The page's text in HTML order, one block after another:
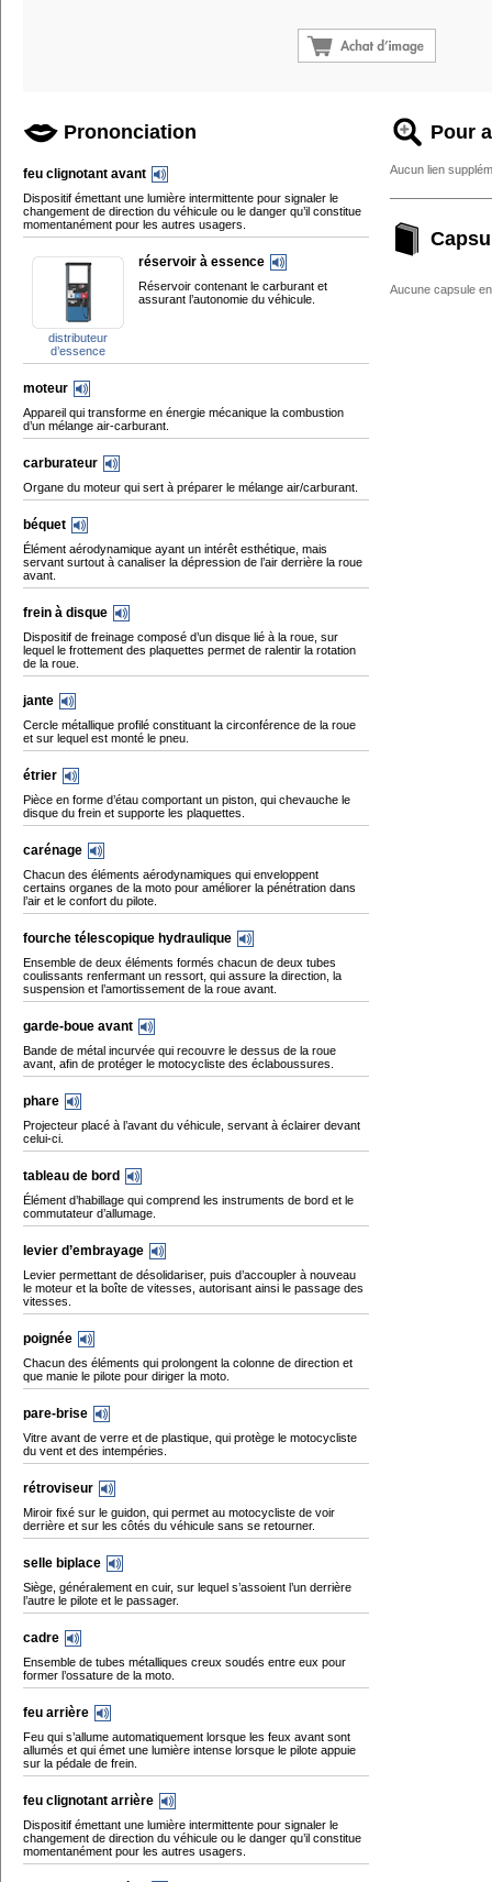
Prononciation
feu clignotant avant
Dispositif émettant une lumière intermittente pour signaler le
changement de direction du véhicule ou le danger qu’il constitue
momentanément pour les autres usagers.
distributeur
d’essence
réservoir à essence
Réservoir contenant le carburant et
assurant l’autonomie du véhicule.
moteur
Appareil qui transforme en énergie mécanique la combustion
d’un mélange air-carburant.
carburateur
Organe du moteur qui sert à préparer le mélange air/carburant.
béquet
Élément aérodynamique ayant un intérêt esthétique, mais
servant surtout à canaliser la dépression de l’air derrière la roue
avant.
frein à disque
Dispositif de freinage composé d’un disque lié à la roue, sur
lequel le frottement des plaquettes permet de ralentir la rotation
de la roue.
jante
Cercle métallique profilé constituant la circonférence de la roue
et sur lequel est monté le pneu.
étrier
Pièce en forme d’étau comportant un piston, qui chevauche le
disque du frein et supporte les plaquettes.
carénage
Chacun des éléments aérodynamiques qui enveloppent
certains organes de la moto pour améliorer la pénétration dans
l’air et le confort du pilote.
fourche télescopique hydraulique
Ensemble de deux éléments formés chacun de deux tubes
coulissants renfermant un ressort, qui assure la direction, la
suspension et l’amortissement de la roue avant.
garde-boue avant
Bande de métal incurvée qui recouvre le dessus de la roue
avant, afin de protéger le motocycliste des éclaboussures.
phare
Projecteur placé à l’avant du véhicule, servant à éclairer devant
celui-ci.
tableau de bord
Élément d’habillage qui comprend les instruments de bord et le
commutateur d’allumage.
levier d’embrayage
Levier permettant de désolidariser, puis d’accoupler à nouveau
le moteur et la boîte de vitesses, autorisant ainsi le passage des
vitesses.
poignée
Chacun des éléments qui prolongent la colonne de direction et
que manie le pilote pour diriger la moto.
pare-brise
Vitre avant de verre et de plastique, qui protège le motocycliste
du vent et des intempéries.
rétroviseur
Miroir fixé sur le guidon, qui permet au motocycliste de voir
derrière et sur les côtés du véhicule sans se retourner.
selle biplace
Siège, généralement en cuir, sur lequel s’assoient l’un derrière
l’autre le pilote et le passager.
cadre
Ensemble de tubes métalliques creux soudés entre eux pour
former l’ossature de la moto.
feu arrière
Feu qui s’allume automatiquement lorsque les feux avant sont
allumés et qui émet une lumière intense lorsque le pilote appuie
sur la pédale de frein.
feu clignotant arrière
Dispositif émettant une lumière intermittente pour signaler le
changement de direction du véhicule ou le danger qu’il constitue
momentanément pour les autres usagers.
Pour
Aucun lien
Aucune capsule